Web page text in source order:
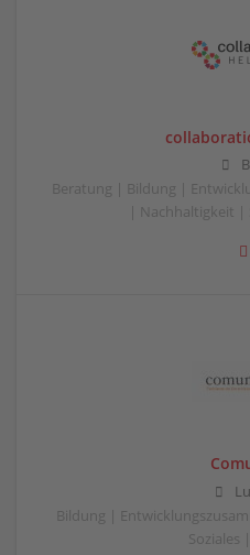
Beratung | Bildung |
| Nachhaltigkeit |
Bildung |
Soziales